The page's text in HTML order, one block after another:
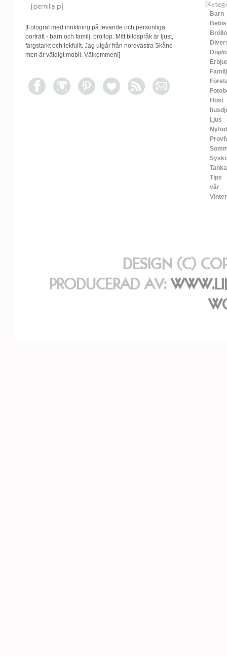
[Fotograf med inriktning på levande och personliga
porträtt - barn och familj, bröllop. Mitt bildspråk är ljust,
färgstarkt och lekfullt. Jag utgår från nordvästra Skåne
men är väldigt mobil. Välkommen!]
Barn
Bebis
Dop/
Familj
Höst
Ljus
Tips
vår
Vinter
DESIGN (C)
PRODUCERAD AV: